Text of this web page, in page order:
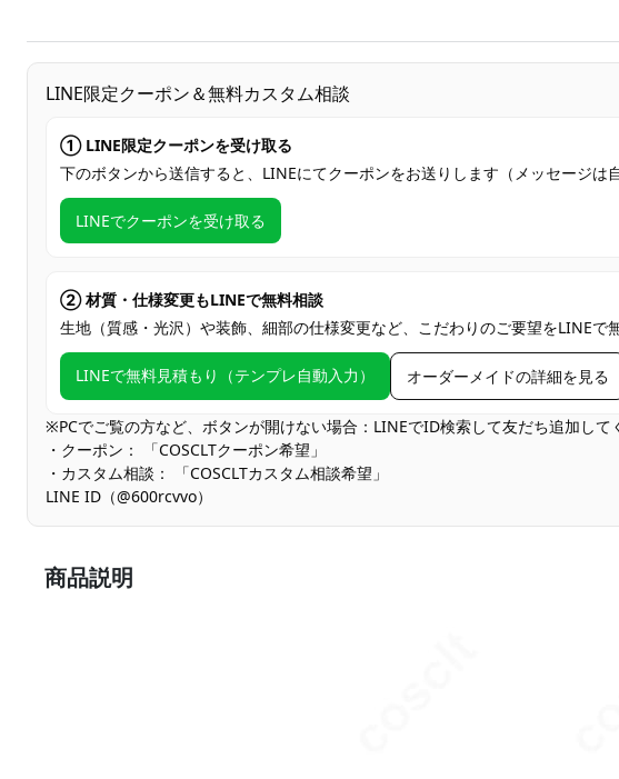
LINE限定クーポン＆無料カスタム相談
① LINE限定クーポンを受け取る
下のボタンから送信すると、LINEにてクーポンをお送りします（メッセージは
LINEでクーポンを受け取る
② 材質・仕様変更もLINEで無料相談
生地（質感・光沢）や装飾、細部の仕様変更など、こだわりのご要望をLINEで
LINEで無料見積もり（テンプレ自動入力） オーダーメイドの詳細を見る
※PCでご覧の方など、ボタンが開けない場合：LINEでID検索して友だち追加して
・クーポン： 「COSCLTクーポン希望」
・カスタム相談： 「COSCLTカスタム相談希望」
LINE ID（@600rcvvo）
商品説明